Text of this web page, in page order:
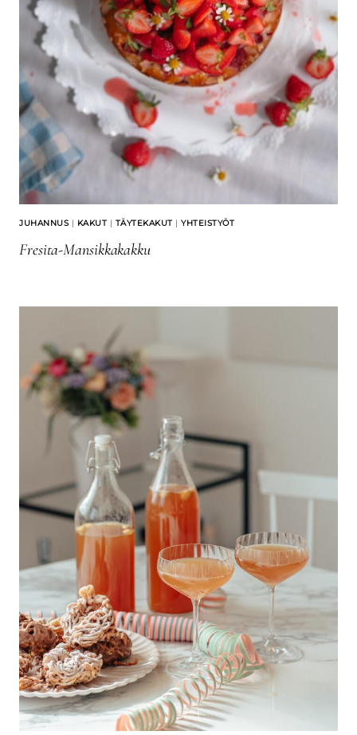
JUHANNUS | KAKUT | TÄYTEKAKUT | YHTEISTYÖT
Fresita-Mansikkakakku